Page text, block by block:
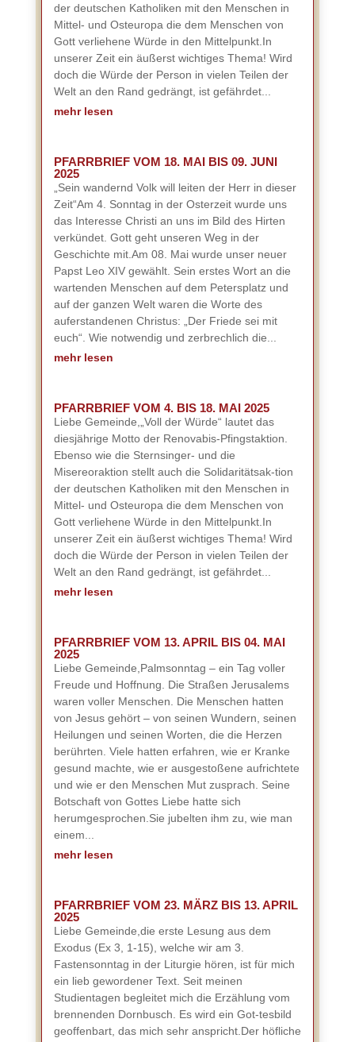
der deutschen Katholiken mit den Menschen in
Mittel- und Osteuropa die dem Menschen von
Gott verliehene Würde in den Mittelpunkt.In
unserer Zeit ein äußerst wichtiges Thema! Wird
doch die Würde der Person in vielen Teilen der
Welt an den Rand gedrängt, ist gefährdet...
mehr lesen
PFARRBRIEF VOM 18. MAI BIS 09. JUNI
2025
„Sein wandernd Volk will leiten der Herr in dieser
Zeit“Am 4. Sonntag in der Osterzeit wurde uns
das Interesse Christi an uns im Bild des Hirten
verkündet. Gott geht unseren Weg in der
Geschichte mit.Am 08. Mai wurde unser neuer
Papst Leo XIV gewählt. Sein erstes Wort an die
wartenden Menschen auf dem Petersplatz und
auf der ganzen Welt waren die Worte des
auferstandenen Christus: „Der Friede sei mit
euch“. Wie notwendig und zerbrechlich die...
mehr lesen
PFARRBRIEF VOM 4. BIS 18. MAI 2025
Liebe Gemeinde,„Voll der Würde“ lautet das
diesjährige Motto der Renovabis-Pfingstaktion.
Ebenso wie die Sternsinger- und die
Misereoraktion stellt auch die Solidaritätsak-tion
der deutschen Katholiken mit den Menschen in
Mittel- und Osteuropa die dem Menschen von
Gott verliehene Würde in den Mittelpunkt.In
unserer Zeit ein äußerst wichtiges Thema! Wird
doch die Würde der Person in vielen Teilen der
Welt an den Rand gedrängt, ist gefährdet...
mehr lesen
PFARRBRIEF VOM 13. APRIL BIS 04. MAI
2025
Liebe Gemeinde,Palmsonntag – ein Tag voller
Freude und Hoffnung. Die Straßen Jerusalems
waren voller Menschen. Die Menschen hatten
von Jesus gehört – von seinen Wundern, seinen
Heilungen und seinen Worten, die die Herzen
berührten. Viele hatten erfahren, wie er Kranke
gesund machte, wie er ausgestoßene aufrichtete
und wie er den Menschen Mut zusprach. Seine
Botschaft von Gottes Liebe hatte sich
herumgesprochen.Sie jubelten ihm zu, wie man
einem...
mehr lesen
PFARRBRIEF VOM 23. MÄRZ BIS 13. APRIL
2025
Liebe Gemeinde,die erste Lesung aus dem
Exodus (Ex 3, 1-15), welche wir am 3.
Fastensonntag in der Liturgie hören, ist für mich
ein lieb gewordener Text. Seit meinen
Studientagen begleitet mich die Erzählung vom
brennenden Dornbusch. Es wird ein Got-tesbild
geoffenbart, das mich sehr anspricht.Der höfliche